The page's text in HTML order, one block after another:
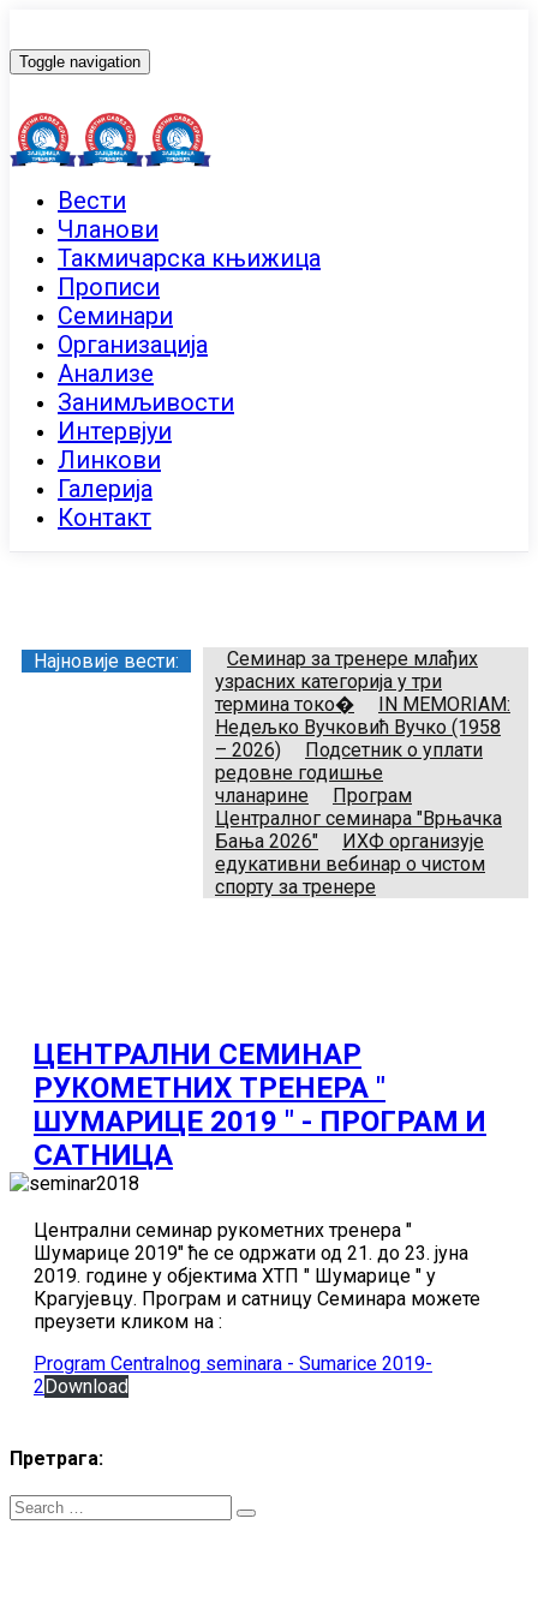
Toggle navigation
Вести
Чланови
Такмичарска књижица
Прописи
Семинари
Организација
Анализе
Занимљивости
Интервјуи
Линкови
Галерија
Контакт
Најновије вести:
Семинар за тренере млађих
узрасних категорија у три
термина токо�
IN MEMORIAM:
Недељко Вучковић Вучко (1958
– 2026)
Подсетник о уплати
редовне годишње
чланарине
Програм
Централног семинара "Врњачка
Бања 2026"
ИХФ организује
едукативни вебинар о чистом
спорту за тренере
ЦЕНТРАЛНИ СЕМИНАР
РУКОМЕТНИХ ТРЕНЕРА "
ШУМАРИЦЕ 2019 " - ПРОГРАМ И
САТНИЦА
Централни семинар рукометних тренера "
Шумарице 2019" ће се одржати од 21. до 23. јуна
2019. године у објектима ХТП " Шумарице " у
Крагујевцу. Програм и сатницу Семинара можете
преузети кликом на :
Program Centralnog seminara - Sumarice 2019-
2Download
Претрага: